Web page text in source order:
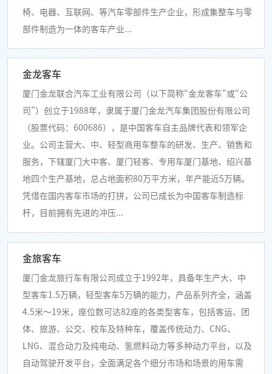
椅、电器、互联网、等汽车零部件生产企业，形成集整车与零
部件制造为一体的客车产业...
金龙客车
厦门金龙联合汽车工业有限公司（以下简称“金龙客车”或“公
司”）创立于1988年，隶属于厦门金龙汽车集团股份有限公司
（股票代码：600686），是中国客车自主品牌代表和领军企
业。公司主营大、中、轻型商用车整车的研发、生产、销售和
服务，下辖厦门大中客、厦门轻客、专用车厦门基地、绍兴基
地四个生产基地，总占地面积80万平方米，年产能近5万辆。
凭借在国内客车市场的打拼，公司已成长为中国客车制造标
杆，目前拥有先进的冲压...
金旅客车
厦门金龙旅行车有限公司成立于1992年，具备年生产大、中
型客车1.5万辆，轻型客车5万辆的能力，产品系列齐全，涵盖
4.5米～19米，座位数可达82座的各类型客车，包括客运、团
体、旅游、公交、校车及特种车，覆盖传统动力、CNG、
LNG、混合动力及纯电动、氢燃料动力等多种动力平台，以及
自动驾驶开发平台，全面满足各个细分市场和场景的用车需